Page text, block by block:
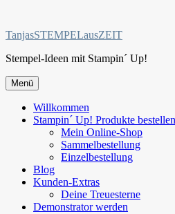
springen
TanjasSTEMPELausZEIT
Stempel-Ideen mit Stampin´ Up!
Menü
Willkommen
Stampin´ Up! Produkte bestellen
Mein Online-Shop
Sammelbestellung
Einzelbestellung
Blog
Kunden-Extras
Deine Treuesterne
Demonstrator werden